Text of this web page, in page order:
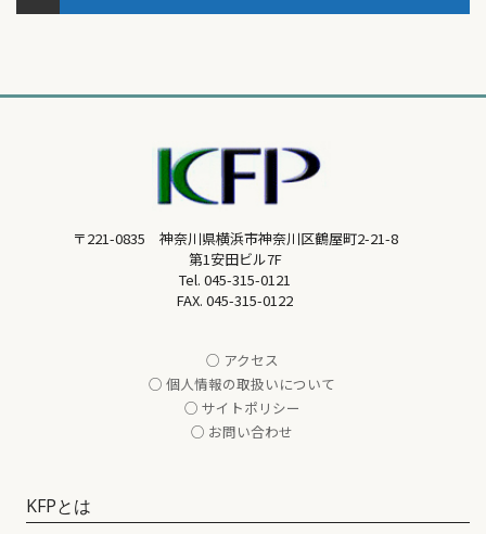
〒221-0835 神奈川県横浜市神奈川区鶴屋町2-21-8
第1安田ビル7F
Tel. 045-315-0121
FAX. 045-315-0122
○ アクセス
○ 個人情報の取扱いについて
○ サイトポリシー
○ お問い合わせ
KFPとは